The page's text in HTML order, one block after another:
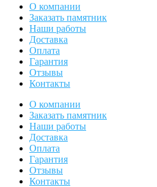
О компании
Заказать памятник
Наши работы
Доставка
Оплата
Гарантия
Отзывы
Контакты
О компании
Заказать памятник
Наши работы
Доставка
Оплата
Гарантия
Отзывы
Контакты